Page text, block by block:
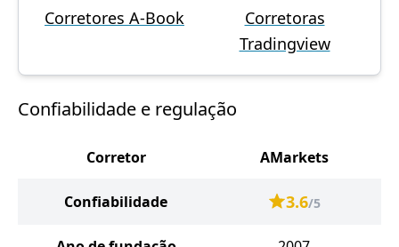
Corretores A-Book
Corretoras
Tradingview
Confiabilidade e regulação
Corretor AMarkets
Confiabilidade 3.6/5